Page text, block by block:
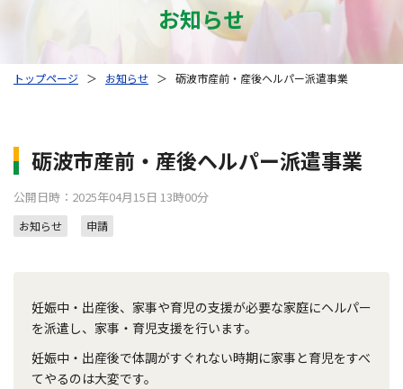
お知らせ
トップページ ＞ お知らせ ＞ 砺波市産前・産後ヘルパー派遣事業
砺波市産前・産後ヘルパー派遣事業
公開日時：2025年04月15日 13時00分
お知らせ 申請
妊娠中・出産後、家事や育児の支援が必要な家庭にヘルパー
を派遣し、家事・育児支援を行います。
妊娠中・出産後で体調がすぐれない時期に家事と育児をすべ
てやるのは大変です。